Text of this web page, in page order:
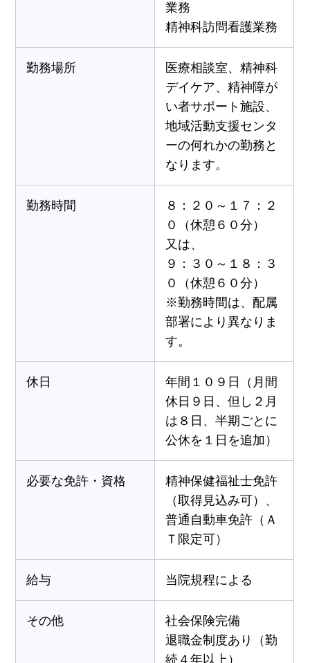
業務
精神科訪問看護業務
勤務場所
医療相談室、精神科
デイケア、精神障が
い者サポート施設、
地域活動支援センタ
ーの何れかの勤務と
なります。
勤務時間
８：２０～１７：２
０（休憩６０分）
又は、
９：３０～１８：３
０（休憩６０分）
※勤務時間は、配属
部署により異なりま
す。
休日
年間１０９日（月間
休日９日、但し２月
は８日、半期ごとに
公休を１日を追加）
必要な免許・資格
精神保健福祉士免許
（取得見込み可）、
普通自動車免許（Ａ
Ｔ限定可）
給与 当院規程による
その他
社会保険完備
退職金制度あり（勤
続４年以上）